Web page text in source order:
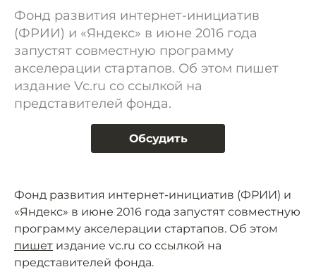
Фонд развития интернет-инициатив
(ФРИИ) и «Яндекс» в июне 2016 года
запустят совместную программу
акселерации стартапов. Об этом пишет
издание Vc.ru со ссылкой на
представителей фонда.
Обсудить
Фонд развития интернет-инициатив (ФРИИ) и
«Яндекс» в июне 2016 года запустят совместную
программу акселерации стартапов. Об этом
пишет издание vc.ru со ссылкой на
представителей фонда.